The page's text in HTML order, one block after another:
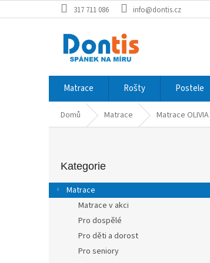
na
317 711 086 info@dontis.cz
Matrace Rošty Postele
Domů Matrace Matrace OLIVIA
r
a
kategorie
Kategorie
Matrace
Matrace v akci
Pro dospělé
Pro děti a dorost
Pro seniory